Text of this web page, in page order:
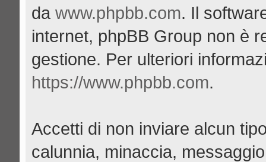
da www.phpbb.com. Il
internet, phpBB Group non è
gestione. Per ulteriori
https://www.phpbb.com.
Accetti di non inviare alcun
calunnia, minaccia,